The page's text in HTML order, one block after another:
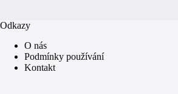
Odkazy
O nás
Podmínky používání
Kontakt